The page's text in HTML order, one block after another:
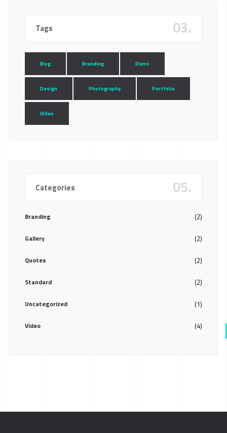
Tags 03.
Blog Branding Demo
Design Photography Portfolio
Video
Categories 05.
Branding (2)
Gallery (2)
Quotes (2)
Standard (2)
Uncategorized (1)
Video (4)